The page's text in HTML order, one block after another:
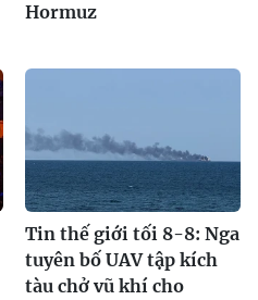
Hormuz
Tin thế giới tối 8-8: Nga
tuyên bố UAV tập kích
tàu chở vũ khí cho